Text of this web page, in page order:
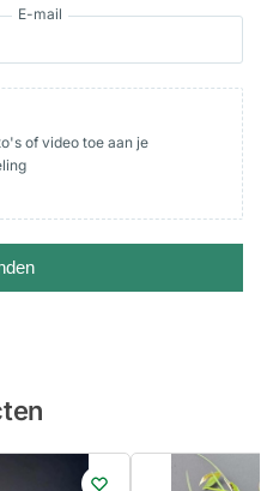
E-mail
of video toe aan je